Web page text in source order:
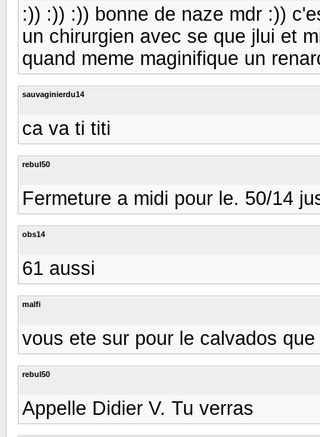
:)) :)) :)) bonne de naze mdr :))
un chirurgien avec se que jlui et
quand meme maginifique un
sauvaginierdu14
ca va ti titi
rebul50
Fermeture a midi pour le. 50/14
obs14
61 aussi
malfi
vous ete sur pour le calvados
rebul50
Appelle Didier V. Tu verras